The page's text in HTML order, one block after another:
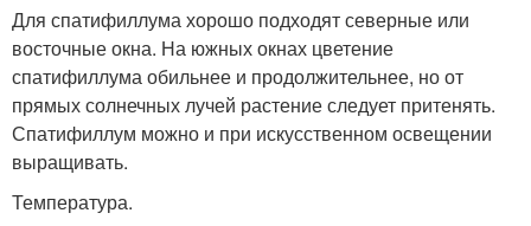
Для спатифиллума хорошо подходят северные или
восточные окна. На южных окнах цветение
спатифиллума обильнее и продолжительнее, но от
прямых солнечных лучей растение следует притенять.
Спатифиллум можно и при искусственном освещении
выращивать.
Температура.